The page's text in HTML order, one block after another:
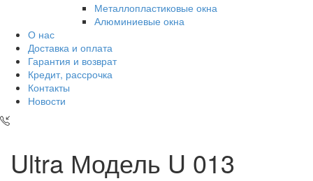
Металлопластиковые окна
Алюминиевые окна
О нас
Доставка и оплата
Гарантия и возврат
Кредит, рассрочка
Контакты
Новости
Ultra Модель U 013